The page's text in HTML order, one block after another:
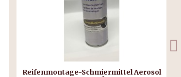
Schale abschrauben